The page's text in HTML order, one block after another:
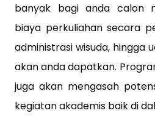
banyak bagi anda calon
biaya perkuliahan secara
administrasi wisuda, hingga
akan anda dapatkan.
juga akan mengasah
kegiatan akademis baik di